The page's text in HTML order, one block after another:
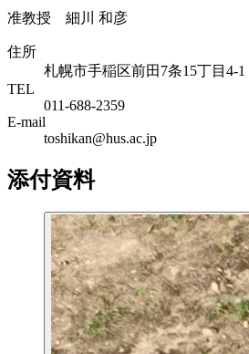
准教授 細川 和彦
住所
札幌市手稲区前田7条15丁目4-1
TEL
011-688-2359
E-mail
toshikan@hus.ac.jp
添付資料